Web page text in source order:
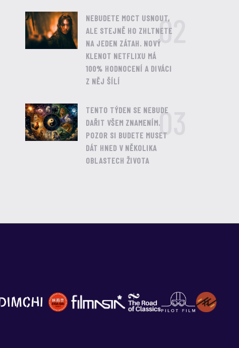
NEBUDETE MOCT USNOUT,
ALE STEJNĚ HO ZHLTNETE
NA JEDEN ZÁTAH. NOVÝ
KLENOT NETFLIXU MÁ
100% HODNOCENÍ A DIVÁCI
Z NĚJ ŠÍLÍ
02
TENTO TÝDEN SE NEBUDE
DAŘIT VŠEM ZNAMENÍM.
POZOR SI BUDETE MUSET
DÁT HNED V NĚKOLIKA
OBLASTECH ŽIVOTA
03